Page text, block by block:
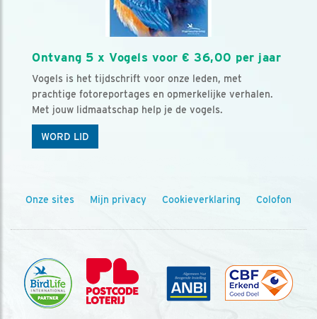
Ontvang 5 x Vogels voor € 36,00 per jaar
Vogels is het tijdschrift voor onze leden, met
prachtige fotoreportages en opmerkelijke verhalen.
Met jouw lidmaatschap help je de vogels.
WORD LID
Onze sites Mijn privacy Cookieverklaring Colofon